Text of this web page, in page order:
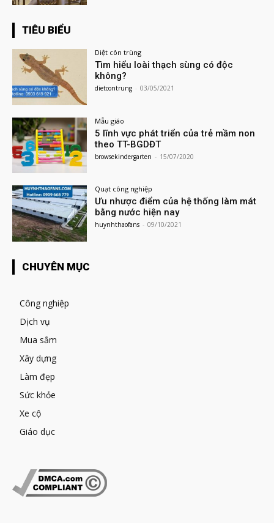
TIÊU BIỂU
Diệt côn trùng
Tìm hiểu loài thạch sùng có độc
không?
dietcontrung - 03/05/2021
Mẫu giáo
5 lĩnh vực phát triển của trẻ mầm non
theo TT-BGDĐT
browsekindergarten - 15/07/2020
Quạt công nghiệp
Ưu nhược điểm của hệ thống làm mát
bằng nước hiện nay
huynhthaofans - 09/10/2021
CHUYÊN MỤC
Công nghiệp
Dịch vụ
Mua sắm
Xây dựng
Làm đẹp
Sức khỏe
Xe cộ
Giáo dục